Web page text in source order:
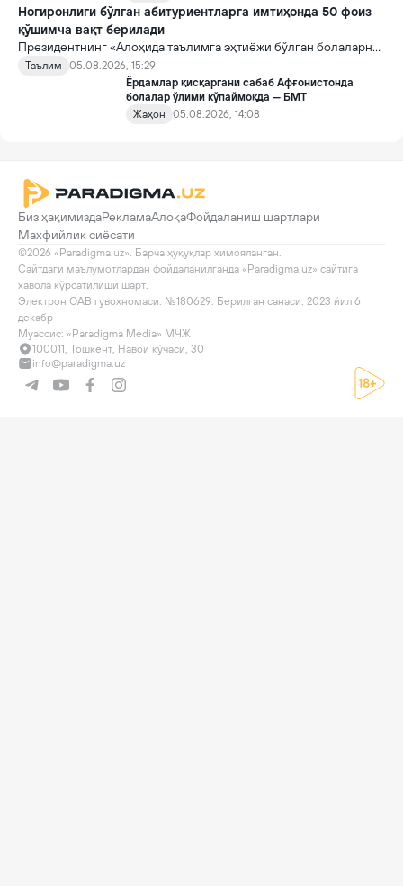
Ногиронлиги бўлган абитуриентларга имтиҳонда 50 фоиз
қўшимча вақт берилади
Президентнинг «Алоҳида таълимга эҳтиёжи бўлган болаларни
таълим ва ижтимоий хизматлар билан қамраб олиш тизимини
такомиллаштириш бўйича қўшимча чора-тадбирлар
тўғрисида»ги қарори билан инклюзив таълим соҳасида қатор
янги механизмлар жорий этилади.
Таълим
05.08.2026, 15:29
Ёрдамлар қисқаргани сабаб Афғонистонда
болалар ўлими кўпаймоқда — БМТ
Жаҳон
05.08.2026, 14:08
Биз ҳақимиздаРекламаАлоқаФойдаланиш шартлари
Махфийлик сиёсати
©2026 «Paradigma.uz». Барча ҳуқуқлар ҳимояланган.
Сайтдаги маълумотлардан фойдаланилганда «Paradigma.uz» сайтига
хавола кўрсатилиши шарт.
Электрон ОАВ гувоҳномаси: №180629. Берилган санаси: 2023 йил 6
декабр
Муассис: «Paradigma Media» МЧЖ
100011, Тошкент, Навои кўчаси, 30
info@paradigma.uz